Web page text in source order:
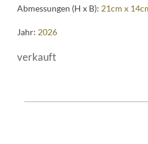
Abmessungen (H x B): 21cm x
Jahr: 2026
verkauft